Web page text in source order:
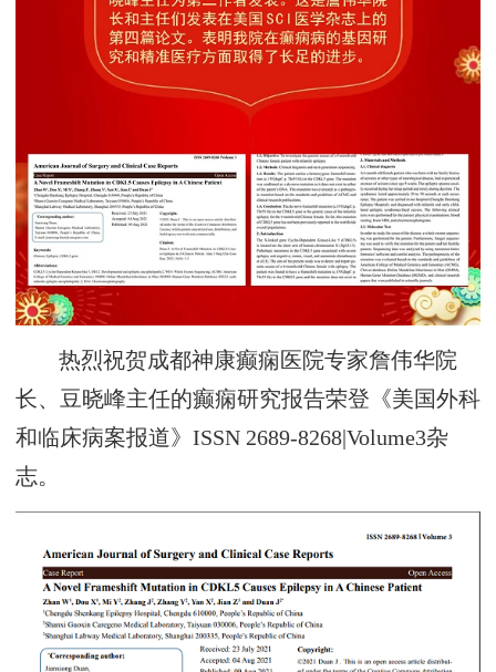
热烈祝贺成都神康癫痫医院专家詹伟华院
长、豆晓峰主任的癫痫研究报告荣登《美国外科
和临床病案报道》ISSN 2689-8268|Volume3杂
志。